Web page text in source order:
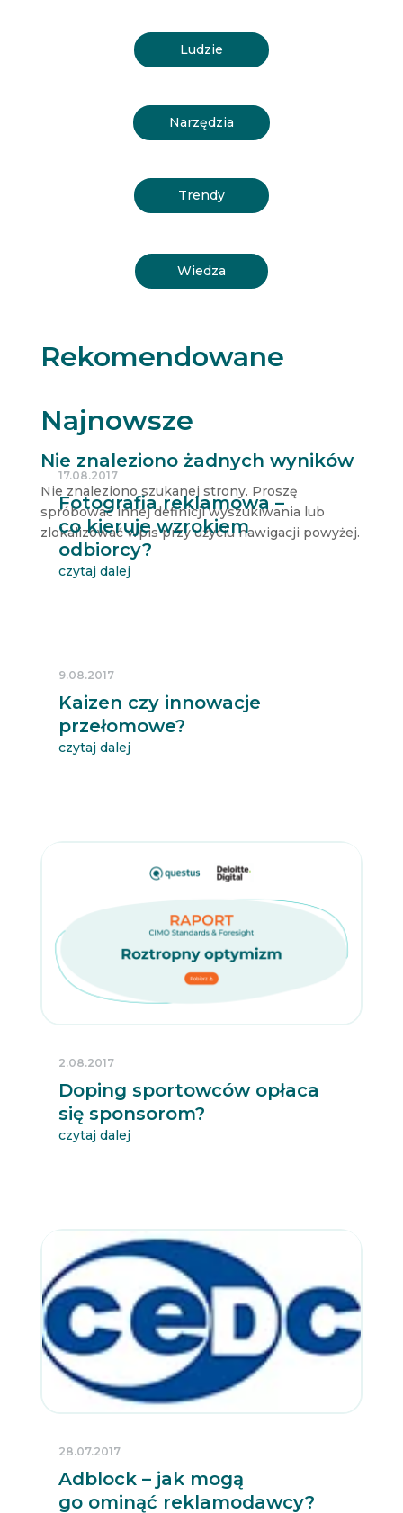
Ludzie
Narzędzia
Trendy
Wiedza
Rekomendowane
Nie znaleziono żadnych wyników
Nie znaleziono szukanej strony. Proszę
spróbować innej definicji wyszukiwania lub
zlokalizować wpis przy użyciu nawigacji powyżej.
Najnowsze
Fotografia reklamowa –
co kieruje wzrokiem
odbiorcy?
17.08.2017
czytaj dalej
Kaizen czy innowacje
przełomowe?
9.08.2017
czytaj dalej
Doping sportowców opłaca
się sponsorom?
2.08.2017
czytaj dalej
Adblock – jak mogą
go ominąć reklamodawcy?
28.07.2017